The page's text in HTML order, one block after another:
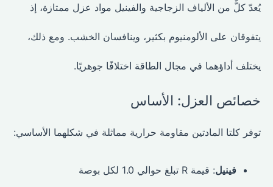
يُعدّ كلٌّ من الألياف الزجاجية والفينيل مواد عزل ممتازة، إذ
يتفوقان على الألومنيوم بكثير، وينافسان الخشب. ومع ذلك،
يختلف أداؤهما في مجال الطاقة اختلافًا جوهريًا.
خصائص العزل: الأساس
توفر كلتا المادتين مقاومة حرارية مماثلة في شكلهما الأساسي:
فينيل: قيمة R تبلغ حوالي 1.0 لكل بوصة